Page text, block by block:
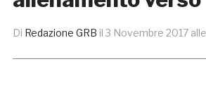
Di Redazione GRB il 3 Novembre 2017